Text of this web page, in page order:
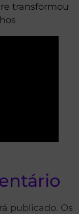
transformou
publicado. Os